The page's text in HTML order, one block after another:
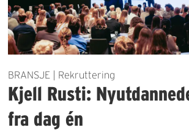
BRANSJE | Rekruttering
Kjell Rusti:
fra dag én